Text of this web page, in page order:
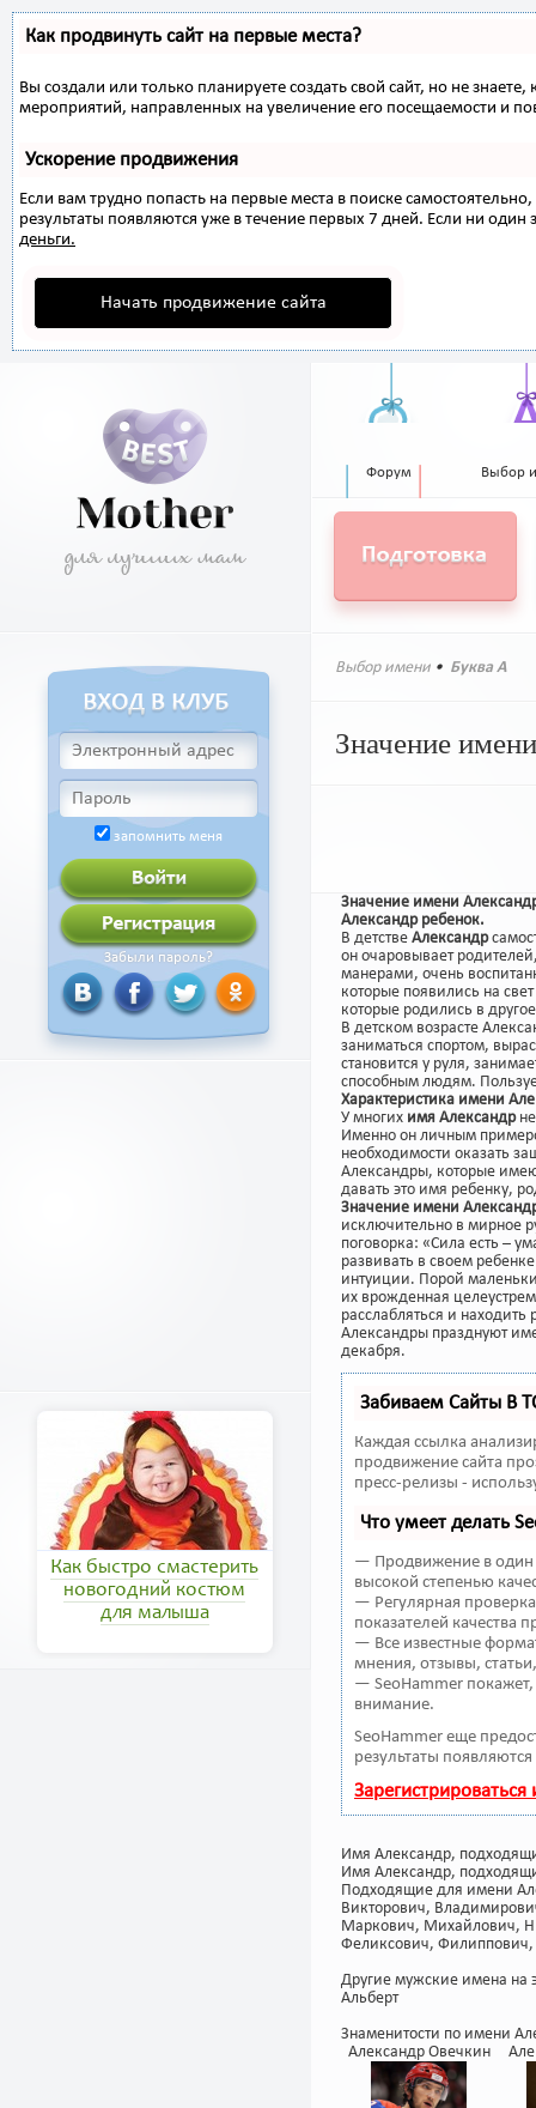
Как продвинуть сайт на первые места?
Вы создали или только планируете создать свой сайт, но не
мероприятий, направленных на увеличение его посещаемости и
Ускорение продвижения
Если вам трудно попасть на первые места в поиске
результаты появляются уже в течение первых 7 дней. Если ни один
деньги.
Начать продвижение сайта
запомнить меня
Забыли пароль?
Как быстро смастерить
новогодний костюм
для малыша
Форум Выбор
Выбор имени • Буква А
Значение
Значение имени
Александр ребенок.
В детстве Александр
он очаровывает
манерами, очень
которые появились на
которые родились в
В детском возрасте
заниматься спортом,
становится у руля,
способным людям.
Характеристика имени
У многих имя Александр
Именно он личным
необходимости оказать
Александры, которые
давать это имя ребенку,
Значение имени
исключительно в мирное
поговорка: «Сила есть –
развивать в своем
интуиции. Порой
их врожденная
расслабляться и
Александры празднуют
декабря.
Забиваем Сайты В
Каждая ссылка
продвижение сайта
пресс-релизы -
Что умеет делать
— Продвижение в один
высокой степенью
— Регулярная
показателей качества
— Все известные
мнения, отзывы,
— SeoHammer покажет,
внимание.
SeoHammer еще
результаты
Имя Александр,
Имя Александр,
Подходящие для имени
Викторович,
Маркович, Михайлович,
Феликсович, Филиппович,
Другие мужские имена на
Альберт
Знаменитости по имени
Александр Овечкин